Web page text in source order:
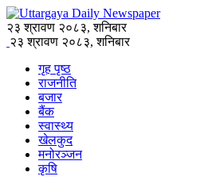
२३ श्रावण २०८३, शनिबार
२३ श्रावण २०८३, शनिबार
गृह पृष्ठ
राजनीति
बजार
बैंक
स्वास्थ्य
खेलकुद
मनोरञ्जन
कृषि